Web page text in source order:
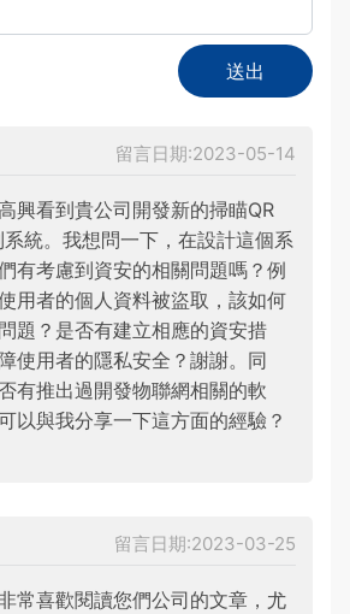
送出
留言日期:2023-05-14
興看到貴公司開發新的掃瞄QR
統。我想問一下，在設計這個系
有考慮到資安的相關問題嗎？例
用者的個人資料被盜取，該如何
題？是否有建立相應的資安措
使用者的隱私安全？謝謝。同
有推出過開發物聯網相關的軟
以與我分享一下這方面的經驗？
留言日期:2023-03-25
常喜歡閱讀您們公司的文章，尤